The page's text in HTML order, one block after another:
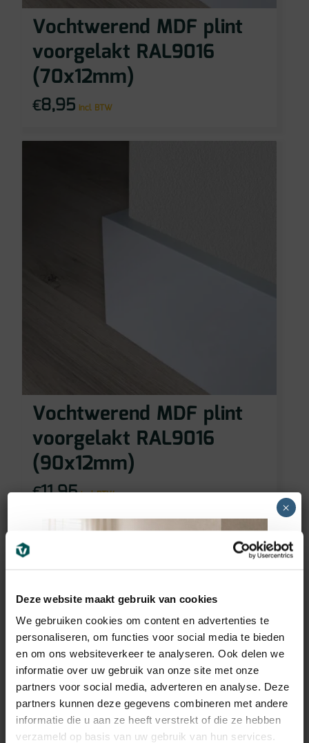
Deze website maakt gebruik van cookies
We gebruiken cookies om content en advertenties te
personaliseren, om functies voor social media te bieden
en om ons websiteverkeer te analyseren. Ook delen we
informatie over uw gebruik van onze site met onze
partners voor social media, adverteren en analyse. Deze
partners kunnen deze gegevens combineren met andere
informatie die u aan ze heeft verstrekt of die ze hebben
verzameld op basis van uw gebruik van hun services.
Vochtwerend MDF plint
voorgelakt RAL9016
(70x12mm)
€8,95 incl BTW
Vochtwerend MDF plint
voorgelakt RAL9016
(90x12mm)
€11,95 incl BTW
×